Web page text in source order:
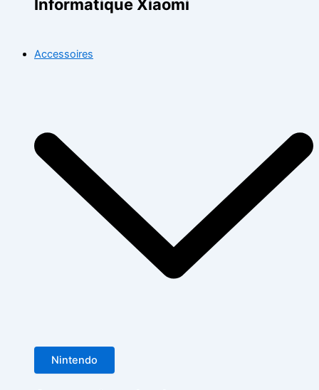
Informatique Xiaomi
Accessoires
Nintendo